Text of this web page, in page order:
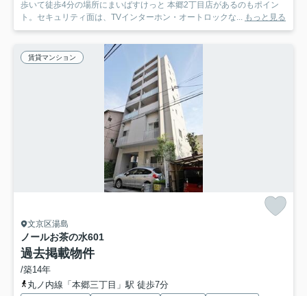
歩いて徒歩4分の場所にまいばすけっと 本郷2丁目店があるのもポイン
ト。セキュリティ面は、TVインターホン・オートロックな... もっと見る
賃貸マンション
文京区湯島
ノールお茶の水601
過去掲載物件
/築14年
丸ノ内線「本郷三丁目」駅 徒歩7分